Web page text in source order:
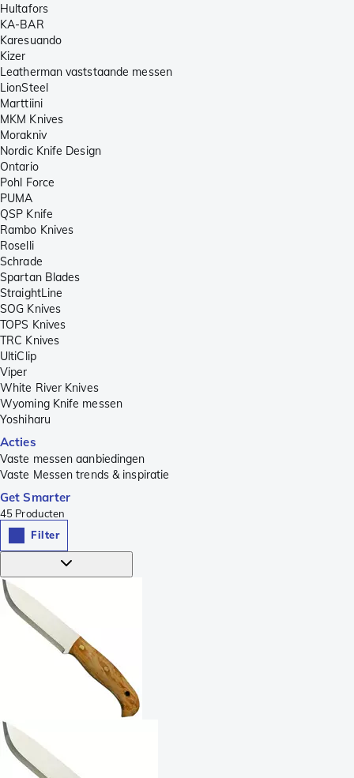
Hultafors
KA-BAR
Karesuando
Kizer
Leatherman vaststaande messen
LionSteel
Marttiini
MKM Knives
Morakniv
Nordic Knife Design
Ontario
Pohl Force
PUMA
QSP Knife
Rambo Knives
Roselli
Schrade
Spartan Blades
StraightLine
SOG Knives
TOPS Knives
TRC Knives
UltiClip
Viper
White River Knives
Wyoming Knife messen
Yoshiharu
Acties
Vaste messen aanbiedingen
Vaste Messen trends & inspiratie
Get Smarter
45 Producten
Filter